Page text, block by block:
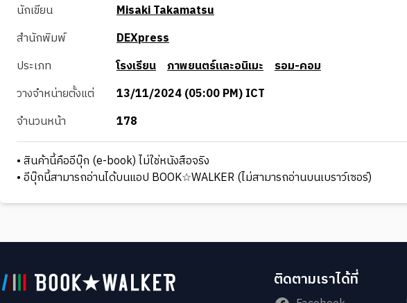
นักเขียน
Misaki Takamatsu
สำนักพิมพ์
DEXpress
ประเภท
โรงเรียน ภาพยนตร์และอนิเมะ รอม-คอม
วางจำหน่ายตั้งแต่
13/11/2024 (05:00 PM) ICT
จำนวนหน้า
178
• สินค้านี้คืออีบุ๊ก (e-book) ไม่ใช่หนังสือจริง
• อีบุ๊กนี้สามารถอ่านได้บนแอป BOOK☆WALKER (ไม่สามารถอ่านบนเบราว์เซอร์)
ติดตามเราได้ที่